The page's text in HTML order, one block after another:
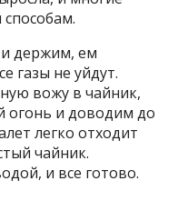
держим, ем
газы не уйдут.
вожу в чайник,
огонь и доводим до
легко отходит
чайник.
и все готово.